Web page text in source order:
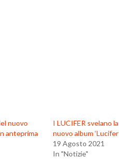
nuovo
anteprima
I LUCIFER svelano
nuovo album ‘Lucifer
19 Agosto 2021
In "Notizie"